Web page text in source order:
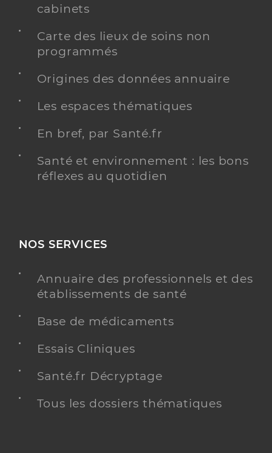
cabinets
Carte des lieux de soins non
programmés
Origines des données annuaire
Les espaces thématiques
En bref, par Santé.fr
Santé et environnement : les bons
réflexes au quotidien
NOS SERVICES
Annuaire des professionnels et des
établissements de santé
Base de médicaments
Essais Cliniques
Santé.fr Décryptage
Tous les dossiers thématiques